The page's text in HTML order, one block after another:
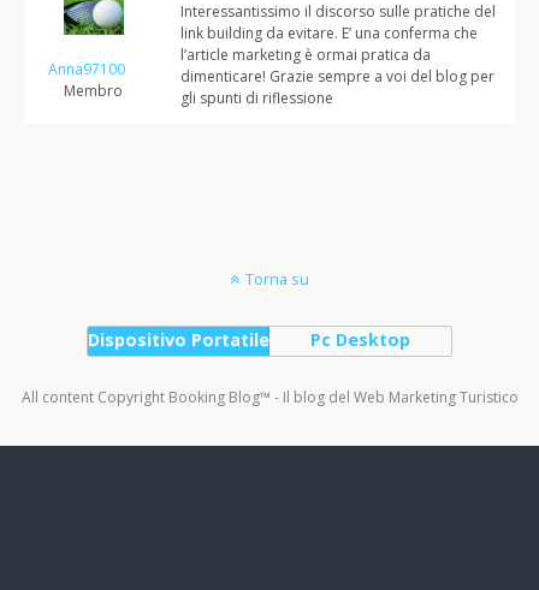
Anna97100
Membro
Interessantissimo il discorso sulle pratiche del
link building da evitare. E’ una conferma che
l’article marketing è ormai pratica da
dimenticare! Grazie sempre a voi del blog per
gli spunti di riflessione
Torna su
Dispositivo Portatile Pc Desktop
All content Copyright Booking Blog™ - Il blog del Web Marketing Turistico